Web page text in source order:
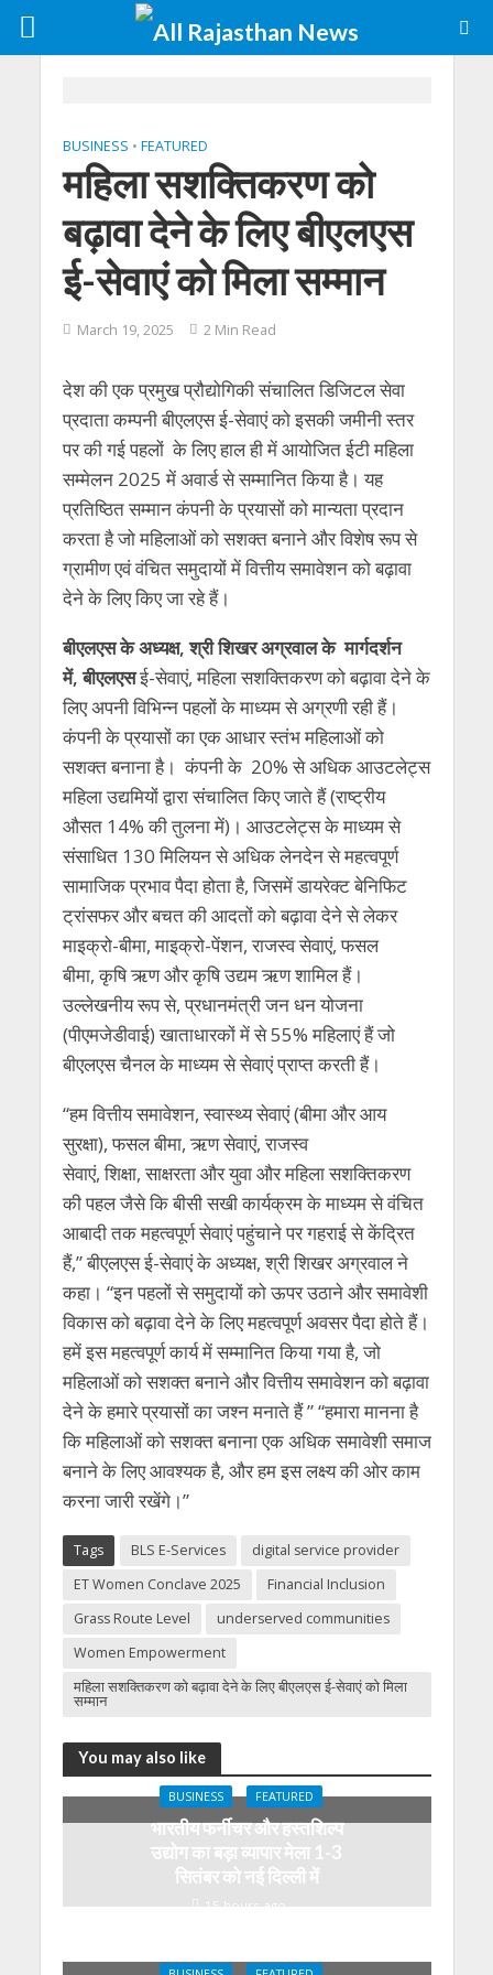
BUSINESS • FEATURED
महिला सशक्तिकरण को
बढ़ावा देने के लिए बीएलएस
ई-सेवाएं को मिला सम्मान
March 19, 2025 2 Min Read
देश की एक प्रमुख प्रौद्योगिकी संचालित डिजिटल सेवा
प्रदाता कम्पनी बीएलएस ई-सेवाएं को इसकी जमीनी स्तर
पर की गई पहलों के लिए हाल ही में आयोजित ईटी महिला
सम्मेलन 2025 में अवार्ड से सम्मानित किया है। यह
प्रतिष्ठित सम्मान कंपनी के प्रयासों को मान्यता प्रदान
करता है जो महिलाओं को सशक्त बनाने और विशेष रूप से
ग्रामीण एवं वंचित समुदायों में वित्तीय समावेशन को बढ़ावा
देने के लिए किए जा रहे हैं।
बीएलएस के अध्यक्ष,श्री शिखर अग्रवाल के मार्गदर्शन
में,बीएलएसई-सेवाएं, महिला सशक्तिकरण को बढ़ावा देने के
लिए अपनी विभिन्न पहलों के माध्यम से अग्रणी रही हैं।
कंपनी के प्रयासों का एक आधार स्तंभ महिलाओं को
सशक्त बनाना है। कंपनी के 20% से अधिक आउटलेट्स
महिला उद्यमियों द्वारा संचालित किए जाते हैं (राष्ट्रीय
औसत 14% की तुलना में)। आउटलेट्स के माध्यम से
संसाधित 130 मिलियन से अधिक लेनदेन से महत्वपूर्ण
सामाजिक प्रभाव पैदा होता है, जिसमें डायरेक्ट बेनिफिट
ट्रांसफर और बचत की आदतों को बढ़ावा देने से लेकर
माइक्रो-बीमा, माइक्रो-पेंशन, राजस्व सेवाएं, फसल
बीमा, कृषि ऋण और कृषि उद्यम ऋण शामिल हैं।
उल्लेखनीय रूप से, प्रधानमंत्री जन धन योजना
(पीएमजेडीवाई) खाताधारकों में से 55% महिलाएं हैं जो
बीएलएस चैनल के माध्यम से सेवाएं प्राप्त करती हैं।
“हम वित्तीय समावेशन, स्वास्थ्य सेवाएं (बीमा और आय
सुरक्षा), फसल बीमा, ऋण सेवाएं, राजस्व
सेवाएं, शिक्षा, साक्षरता और युवा और महिला सशक्तिकरण
की पहल जैसे कि बीसी सखी कार्यक्रम के माध्यम से वंचित
आबादी तक महत्वपूर्ण सेवाएं पहुंचाने पर गहराई से केंद्रित
हैं,” बीएलएस ई-सेवाएं के अध्यक्ष, श्री शिखर अग्रवाल ने
कहा। “इन पहलों से समुदायों को ऊपर उठाने और समावेशी
विकास को बढ़ावा देने के लिए महत्वपूर्ण अवसर पैदा होते हैं।
हमें इस महत्वपूर्ण कार्य में सम्मानित किया गया है, जो
महिलाओं को सशक्त बनाने और वित्तीय समावेशन को बढ़ावा
देने के हमारे प्रयासों का जश्न मनाते हैं ” “हमारा मानना है
कि महिलाओं को सशक्त बनाना एक अधिक समावेशी समाज
बनाने के लिए आवश्यक है, और हम इस लक्ष्य की ओर काम
करना जारी रखेंगे।”
Tags BLS E-Services
digital service provider
ET Women Conclave 2025
Financial Inclusion
Grass Route Level
underserved communities
Women Empowerment
महिला सशक्तिकरण को बढ़ावा देने के लिए बीएलएस ई-सेवाएं को मिला
सम्मान
You may also like
BUSINESS FEATURED
भारतीय फर्नीचर और हस्तशिल्प
उद्योग का बड़ा व्यापार मेला 1-3
सितंबर को नई दिल्ली में
15 hours ago